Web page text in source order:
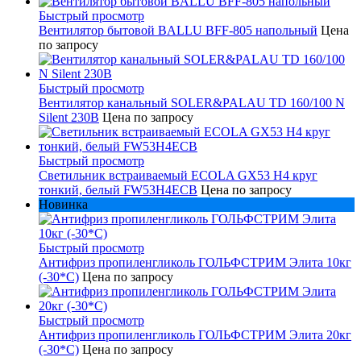
Быстрый просмотр
Вентилятор бытовой BALLU BFF-805 напольный Цена
по запросу
Быстрый просмотр
Вентилятор канальный SOLER&PALAU TD 160/100 N
Silent 230В Цена по запросу
Быстрый просмотр
Светильник встраиваемый ECOLA GX53 H4 круг
тонкий, белый FW53H4ECB Цена по запросу
Новинка
Быстрый просмотр
Антифриз пропиленгликоль ГОЛЬФСТРИМ Элита 10кг
(-30*С) Цена по запросу
Быстрый просмотр
Антифриз пропиленгликоль ГОЛЬФСТРИМ Элита 20кг
(-30*С) Цена по запросу